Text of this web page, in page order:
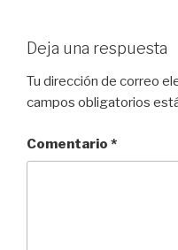
Deja una respuesta
Tu dirección de correo
campos obligatorios
Comentario *